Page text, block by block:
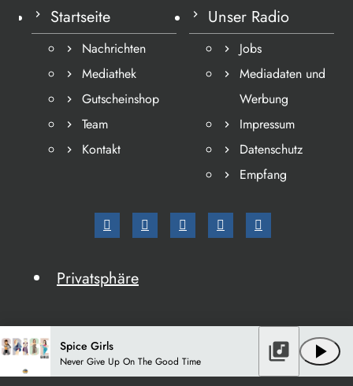
Startseite
Nachrichten
Mediathek
Gutscheinshop
Team
Kontakt
Unser Radio
Jobs
Mediadaten und
Werbung
Impressum
Datenschutz
Empfang
Privatsphäre
Spice Girls
Never Give Up On The Good Time play_arrow
library_music